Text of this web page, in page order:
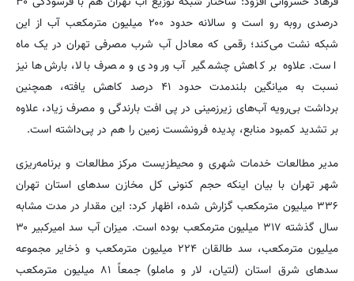
درصدی روبه رو است و سالانه حدود ۲۰۰ میلیون مترمکعب آب از این
شبکه نشت می‌کند؛ رقمی که معادل آب شرب مصرفی تهران در یک ماه
است. علاوه بر کاهش چشمگیر آب ورودی و مصرف بالا، بارش‌ها نیز
نسبت به میانگین بلندمدت حدود ۴۱ درصد کاهش یافته، همچنین
برداشت بی‌رویه آب‌های زیرزمینی در پی افت بارندگی و مصرف زیاد، علاوه
بر تشدید کمبود منابع، پدیده فرونشست زمین را هم در پی‌داشته است.
مدیر مطالعات خدمات شهری و محیط‌زیست مرکز مطالعات و برنامه‌ریزی
شهر تهران با بیان اینکه حجم کنونی کل مخازن سدهای استان تهران
۳۳۶ میلیون مترمکعب گزارش شده، اظهار کرد: این مقدار در مدت مشابه
سال گذشته ۳۱۷ میلیون مترمکعب بوده است. میزان آب سد امیرکبیر ۳۰
میلیون مترمکعب، سد طالقان ۲۲۴ میلیون مترمکعب و ذخایر مجموعه
سدهای شرق استان (لتیان، لار و ماملو) جمعاً ۸۱ میلیون مترمکعب